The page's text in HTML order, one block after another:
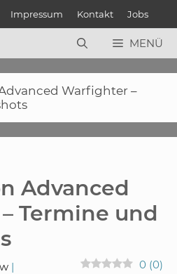
Impressum Kontakt Jobs
MENÜ
Warfighter –
Advanced
Termine und
0 (0)